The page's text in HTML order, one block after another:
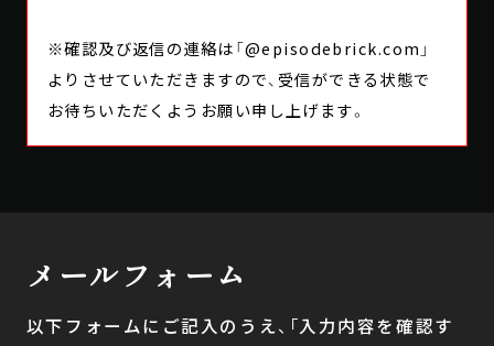
※確認及び返信の連絡は「@episodebrick.com」
よりさせていただきますので、受信ができる状態で
お待ちいただくようお願い申し上げます。
メールフォーム
以下フォームにご記入のうえ、「入力内容を確認す